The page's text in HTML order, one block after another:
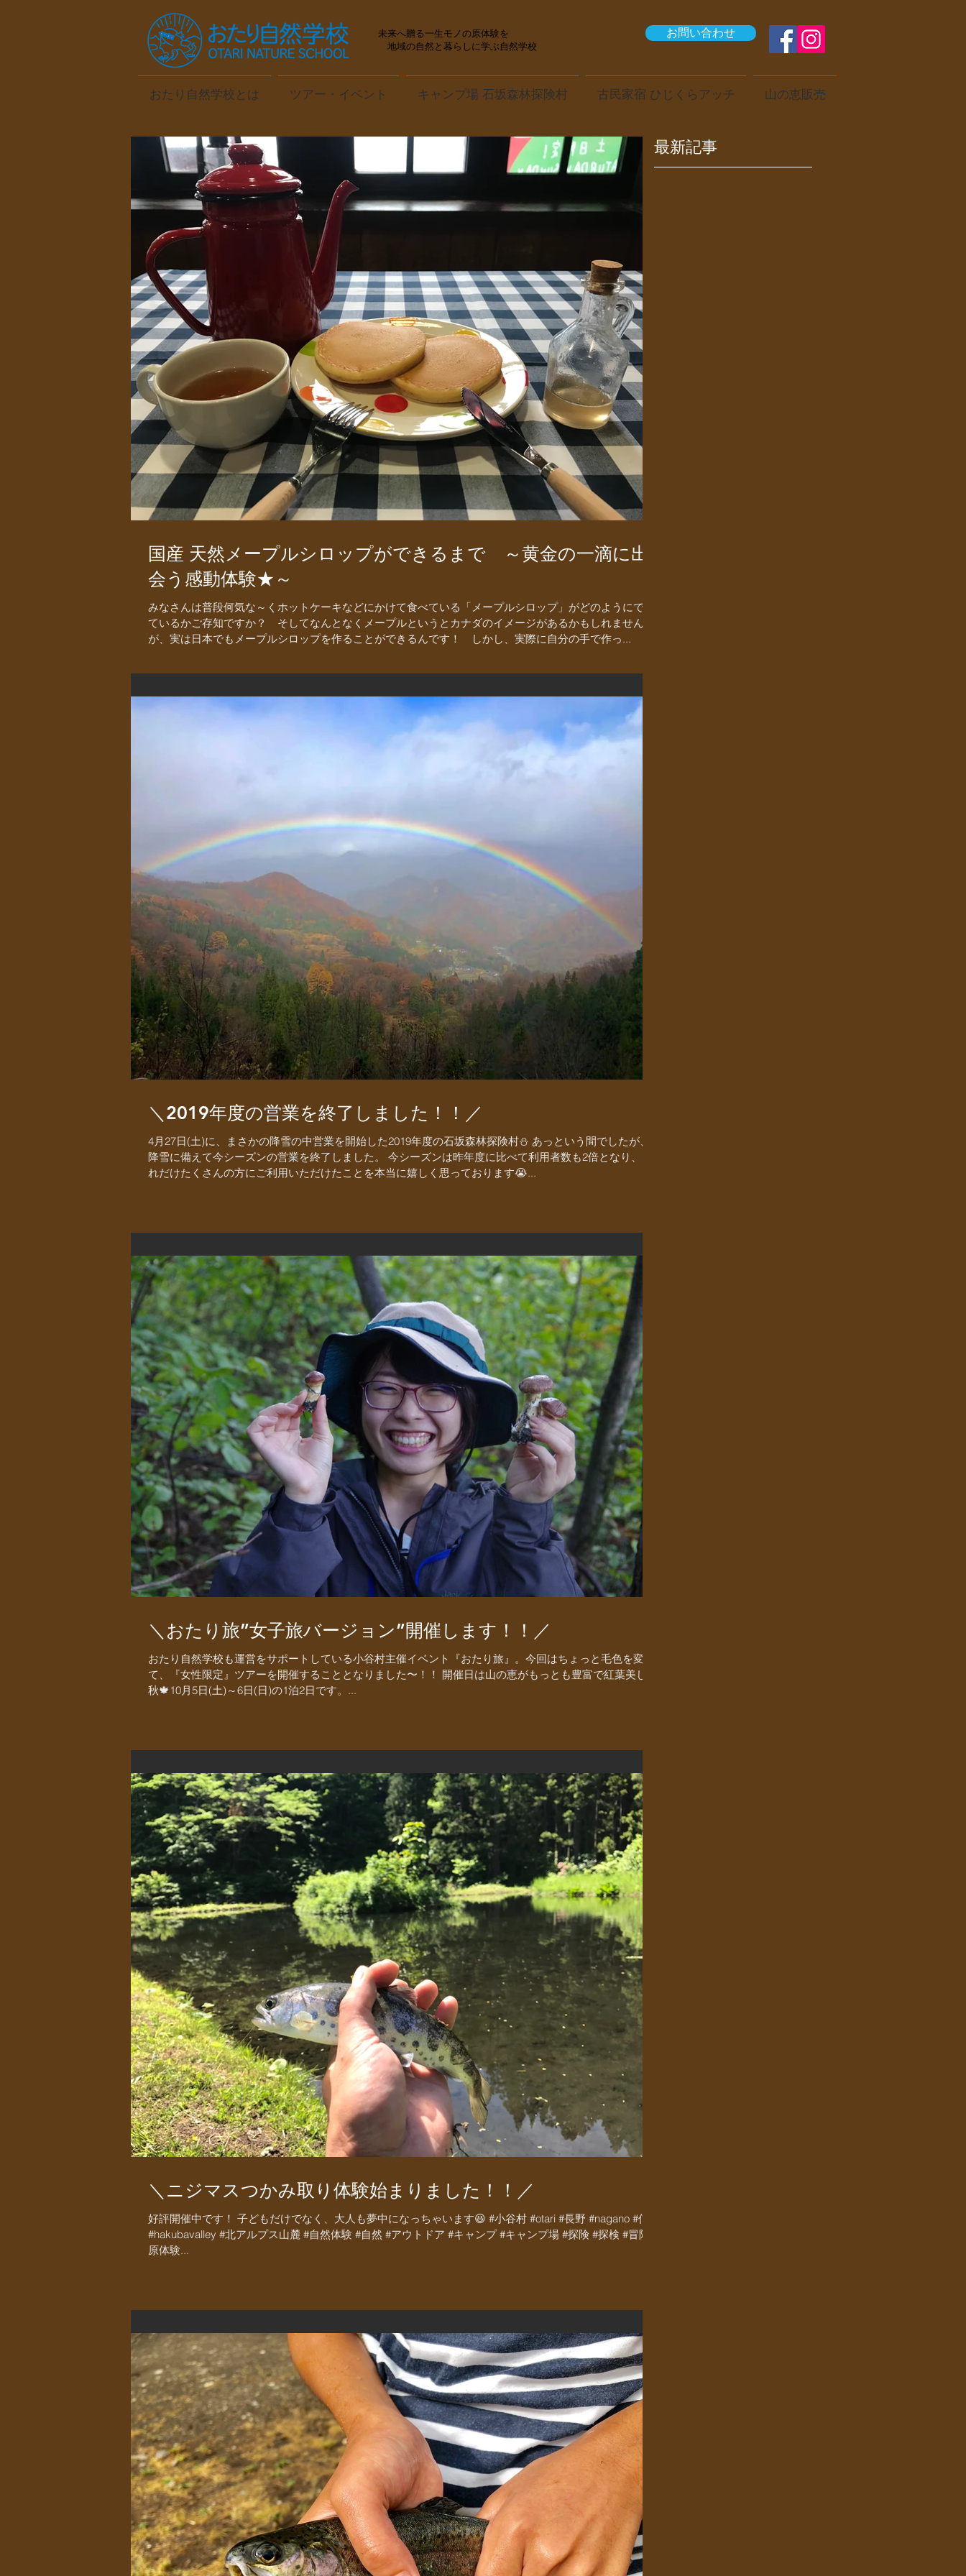
未来へ贈る一生モノの原体験を
地域の自然と暮らしに学ぶ自然学校
お問い合わせ
おたり自然学校とは ツアー・イベント キャンプ場 石坂森林探険村 古民家宿 ひじくらアッチ 山の恵販売
国産 天然メープルシロップができるまで ～黄金の一滴に出
会う感動体験★～
みなさんは普段何気な～くホットケーキなどにかけて食べている「メープルシロップ」がどのようにでき
ているかご存知ですか？ そしてなんとなくメープルというとカナダのイメージがあるかもしれません
が、実は日本でもメープルシロップを作ることができるんです！ しかし、実際に自分の手で作っ...
＼2019年度の営業を終了しました！！／
4月27日(土)に、まさかの降雪の中営業を開始した2019年度の石坂森林探険村⛄️ あっという間でしたが、
降雪に備えて今シーズンの営業を終了しました。 今シーズンは昨年度に比べて利用者数も2倍となり、こ
れだけたくさんの方にご利用いただけたことを本当に嬉しく思っております😭...
＼おたり旅”女子旅バージョン”開催します！！／
おたり自然学校も運営をサポートしている小谷村主催イベント『おたり旅』。今回はちょっと毛色を変え
て、『女性限定』ツアーを開催することとなりました〜！！ 開催日は山の恵がもっとも豊富で紅葉美しい
秋🍁10月5日(土)～6日(日)の1泊2日です。...
＼ニジマスつかみ取り体験始まりました！！／
好評開催中です！ 子どもだけでなく、大人も夢中になっちゃいます😆 #小谷村 #otari #長野 #nagano #信州
#hakubavalley #北アルプス山麓 #自然体験 #自然 #アウトドア #キャンプ #キャンプ場 #探険 #探検 #冒険 #
原体験...
最新記事